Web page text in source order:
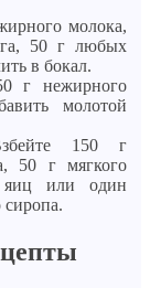
молока,
50 г любых
в бокал.
г нежирного
молотой
150 г
50 г мягкого
яиц или один